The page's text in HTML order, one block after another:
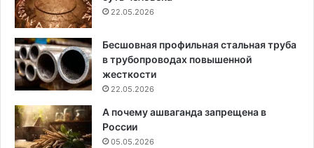
22.05.2026
Бесшовная профильная стальная труба
в трубопроводах повышенной
жесткости
22.05.2026
А почему ашваганда запрещена в
России
05.05.2026